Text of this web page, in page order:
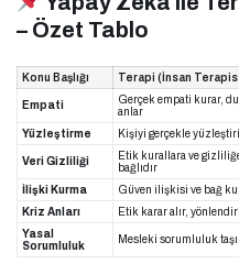
– Özet Tablo
Konu Başlığı Terapi (İnsan
Empati
Gerçek empati kurar,
anlar
Yüzleştirme Kişiyi gerçekle
Veri Gizliliği
Etik kurallara ve
bağlıdır
İlişki Kurma
Güven ilişkisi ve bağ
Kriz Anları
Etik karar alır,
Yasal
Sorumluluk
Mesleki sorumluluk